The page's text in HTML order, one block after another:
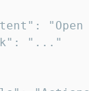
"Open
"..."